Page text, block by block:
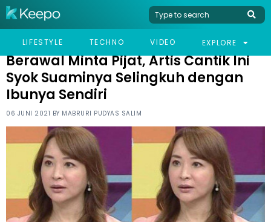
LIFESTYLE TECHNO VIDEO EXPLORE
HOME VIRAL
BERAWAL MINTA PIJAT, ARTIS CANTIK INI SYOK SUAMINYA
Berawal Minta Pijat, Artis Cantik Ini
Syok Suaminya Selingkuh dengan
Ibunya Sendiri
06 JUNI 2021 BY MABRURI PUDYAS SALIM